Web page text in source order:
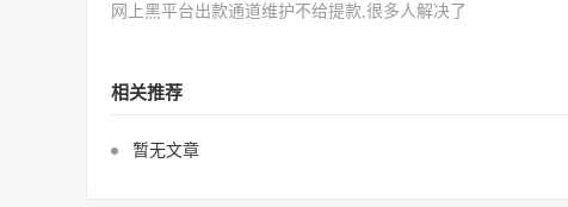
网上黑平台出款通道维护不给提款,很多人解决了
相关推荐
暂无文章